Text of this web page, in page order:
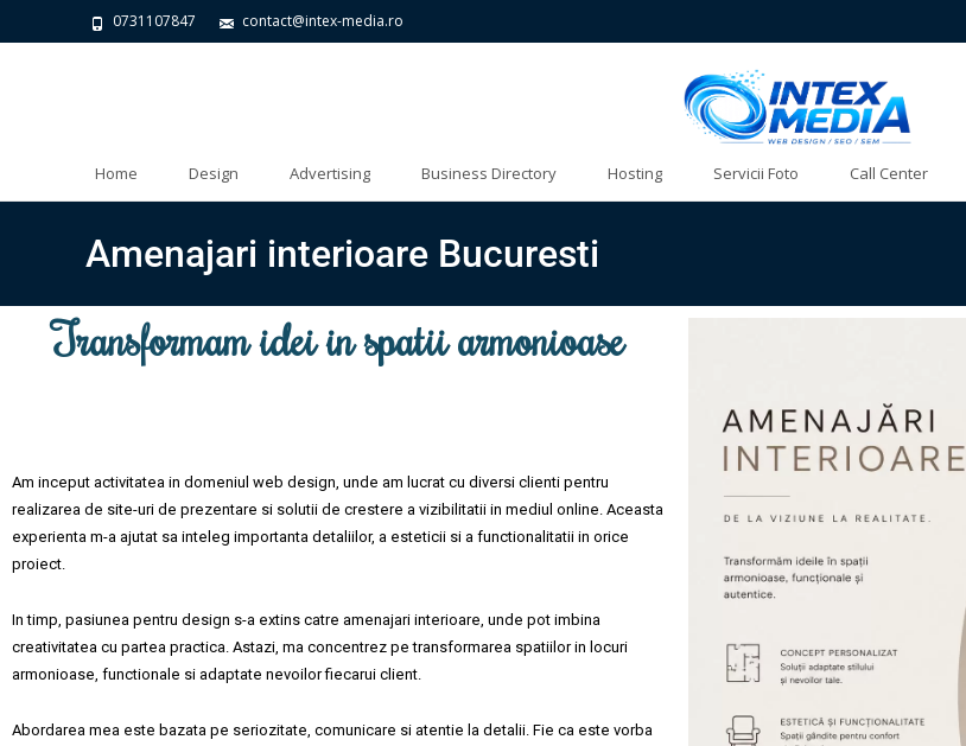
0731107847 contact@intex-media.ro
Home Design Advertising Business Directory Hosting Servicii Foto Call Center
Amenajari interioare Bucuresti
Transformam idei in spatii armonioase
Am inceput activitatea in domeniul web design, unde am lucrat cu diversi clienti pentru
realizarea de site-uri de prezentare si solutii de crestere a vizibilitatii in mediul online. Aceasta
experienta m-a ajutat sa inteleg importanta detaliilor, a esteticii si a functionalitatii in orice
proiect.
In timp, pasiunea pentru design s-a extins catre amenajari interioare, unde pot imbina
creativitatea cu partea practica. Astazi, ma concentrez pe transformarea spatiilor in locuri
armonioase, functionale si adaptate nevoilor fiecarui client.
Abordarea mea este bazata pe seriozitate, comunicare si atentie la detalii. Fie ca este vorba